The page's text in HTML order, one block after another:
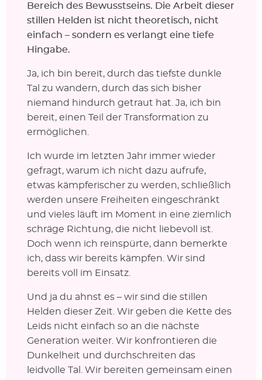
Bereich des Bewusstseins. Die Arbeit dieser
stillen Helden ist nicht theoretisch, nicht
einfach – sondern es verlangt eine tiefe
Hingabe.
Ja, ich bin bereit, durch das tiefste dunkle
Tal zu wandern, durch das sich bisher
niemand hindurch getraut hat. Ja, ich bin
bereit, einen Teil der Transformation zu
ermöglichen.
Ich wurde im letzten Jahr immer wieder
gefragt, warum ich nicht dazu aufrufe,
etwas kämpferischer zu werden, schließlich
werden unsere Freiheiten eingeschränkt
und vieles läuft im Moment in eine ziemlich
schräge Richtung, die nicht liebevoll ist.
Doch wenn ich reinspürte, dann bemerkte
ich, dass wir bereits kämpfen. Wir sind
bereits voll im Einsatz.
Und ja du ahnst es – wir sind die stillen
Helden dieser Zeit. Wir geben die Kette des
Leids nicht einfach so an die nächste
Generation weiter. Wir konfrontieren die
Dunkelheit und durchschreiten das
leidvolle Tal. Wir bereiten gemeinsam einen